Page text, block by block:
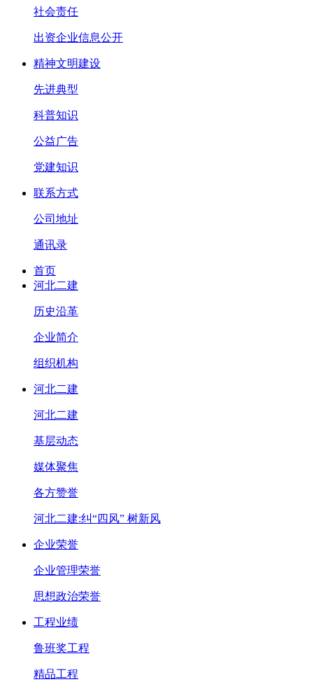
社会责任
出资企业信息公开
精神文明建设
先进典型
科普知识
公益广告
党建知识
联系方式
公司地址
通讯录
首页
河北二建
历史沿革
企业简介
组织机构
河北二建
河北二建
基层动态
媒体聚焦
各方赞誉
河北二建:纠“四风” 树新风
企业荣誉
企业管理荣誉
思想政治荣誉
工程业绩
鲁班奖工程
精品工程